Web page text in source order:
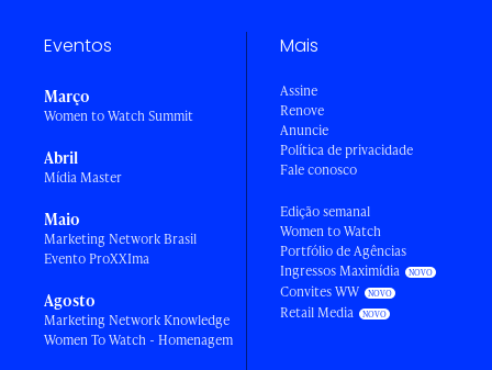
Eventos
Março
Women to Watch Summit
Abril
Mídia Master
Maio
Marketing Network Brasil
Evento ProXXIma
Agosto
Marketing Network Knowledge
Women To Watch - Homenagem
Mais
Assine
Renove
Anuncie
Política de privacidade
Fale conosco
Edição semanal
Women to Watch
Portfólio de Agências
Ingressos Maximídia
Convites WW
Retail Media